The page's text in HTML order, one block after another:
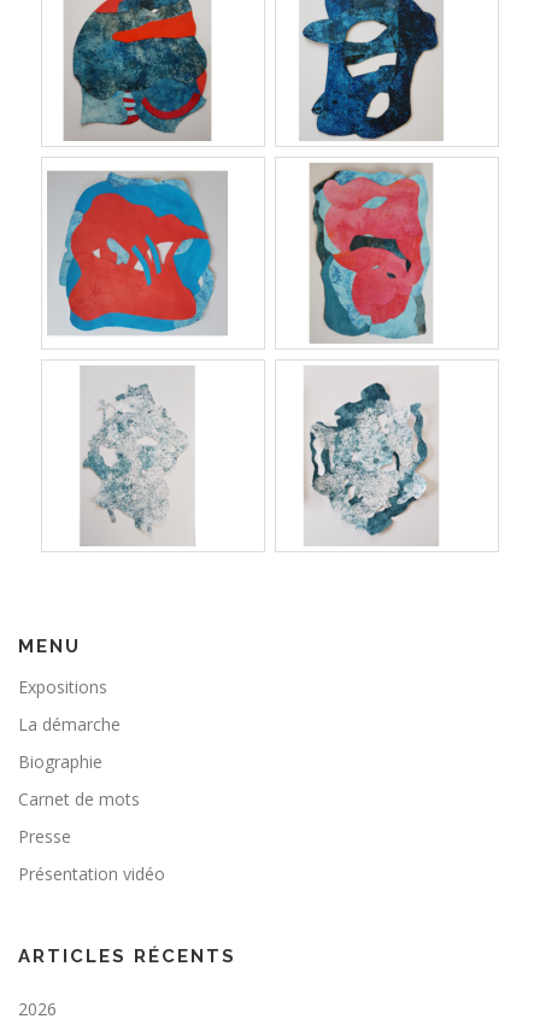
MENU
Expositions
La démarche
Biographie
Carnet de mots
Presse
Présentation vidéo
ARTICLES RÉCENTS
2026